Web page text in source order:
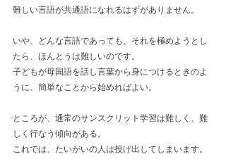
難しい言語が共通語になれるはずがありません。
いや、どんな言語であっても、それを極めようとし
たら、ほんとうは難しいのです。
子どもが母国語を話し言葉から身につけるときのよ
うに、簡単なことから始めればよい。
ところが、通常のサンスクリット学習は難しく、難
しく行なう傾向がある。
これでは、たいがいの人は投げ出してしまいます。